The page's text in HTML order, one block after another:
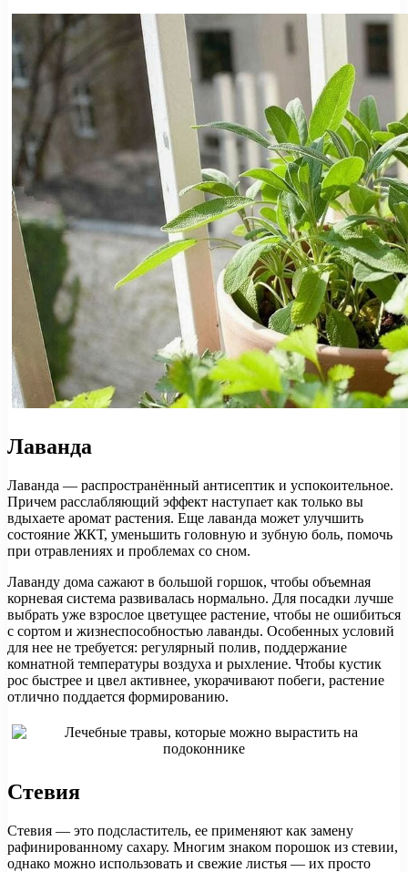
Лаванда
Лаванда — распространённый антисептик и успокоительное.
Причем расслабляющий эффект наступает как только вы
вдыхаете аромат растения. Еще лаванда может улучшить
состояние ЖКТ, уменьшить головную и зубную боль, помочь
при отравлениях и проблемах со сном.
Лаванду дома сажают в большой горшок, чтобы объемная
корневая система развивалась нормально. Для посадки лучше
выбрать уже взрослое цветущее растение, чтобы не ошибиться
с сортом и жизнеспособностью лаванды. Особенных условий
для нее не требуется: регулярный полив, поддержание
комнатной температуры воздуха и рыхление. Чтобы кустик
рос быстрее и цвел активнее, укорачивают побеги, растение
отлично поддается формированию.
Стевия
Стевия — это подсластитель, ее применяют как замену
рафинированному сахару. Многим знаком порошок из стевии,
однако можно использовать и свежие листья — их просто